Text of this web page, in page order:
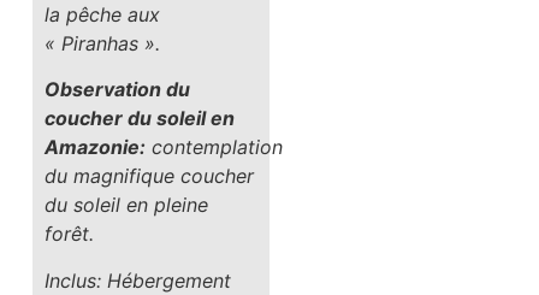
la pêche aux
« Piranhas ».
Observation du
coucher du soleil en
Amazonie: contemplation
du magnifique coucher
du soleil en pleine
forêt.
Inclus: Hébergement